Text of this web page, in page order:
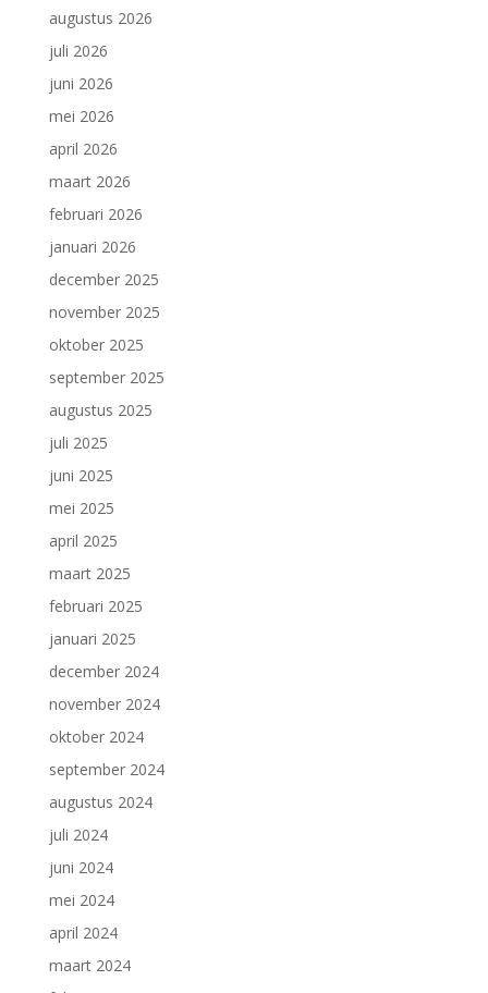
augustus 2026
juli 2026
juni 2026
mei 2026
april 2026
maart 2026
februari 2026
januari 2026
december 2025
november 2025
oktober 2025
september 2025
augustus 2025
juli 2025
juni 2025
mei 2025
april 2025
maart 2025
februari 2025
januari 2025
december 2024
november 2024
oktober 2024
september 2024
augustus 2024
juli 2024
juni 2024
mei 2024
april 2024
maart 2024